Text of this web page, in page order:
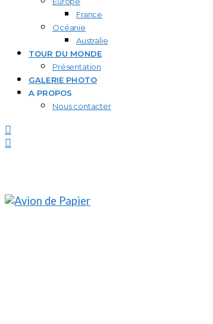
France
Océanie
Australie
TOUR DU MONDE
Présentation
GALERIE PHOTO
A PROPOS
Nous contacter